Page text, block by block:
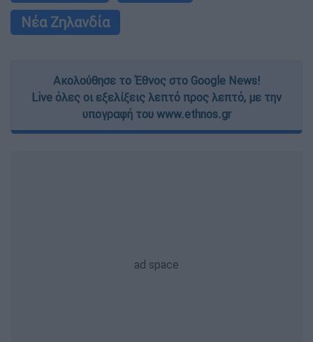
Νέα Ζηλανδία
Ακολούθησε το Έθνος στο Google News!
Live όλες οι εξελίξεις λεπτό προς λεπτό, με την
υπογραφή του www.ethnos.gr